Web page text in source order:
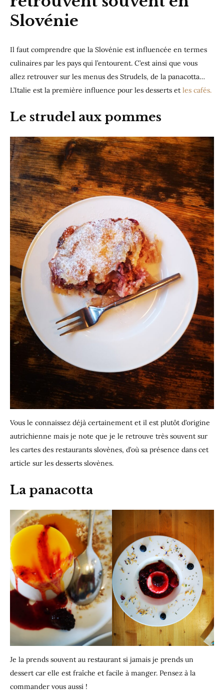
Slovénie
Il faut comprendre que la Slovénie est influencée en termes
culinaires par les pays qui l’entourent. C’est ainsi que vous
allez retrouver sur les menus des Strudels, de la panacotta…
L’Italie est la première influence pour les desserts et les cafés.
Le strudel aux pommes
Vous le connaissez déjà certainement et il est plutôt d’origine
autrichienne mais je note que je le retrouve très souvent sur
les cartes des restaurants slovènes, d’où sa présence dans cet
article sur les desserts slovènes.
La panacotta
Je la prends souvent au restaurant si jamais je prends un
dessert car elle est fraîche et facile à manger. Pensez à la
commander vous aussi !